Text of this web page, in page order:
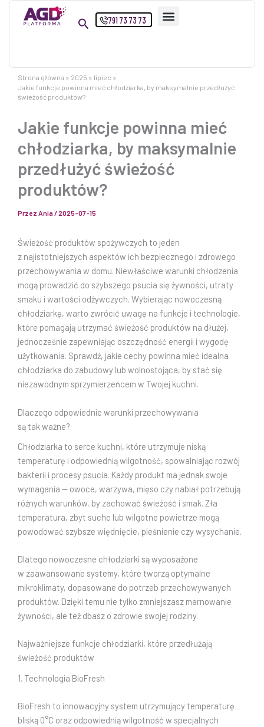
Przejdź
791 73 73 73
Strona główna 2025
lipiec
Jakie funkcje powinna mieć chłodziarka, by maksymalnie przedłużyć
świeżość produktów?
Jakie funkcje powinna mieć
chłodziarka, by maksymalnie
przedłużyć świeżość
produktów?
Przez Ania /2025-07-15
Świeżość produktów spożywczych to jeden
z najistotniejszych aspektów ich bezpiecznego i zdrowego
przechowywania w domu. Niewłaściwe warunki chłodzenia
mogą prowadzić do szybszego psucia się żywności, utraty
smaku i wartości odżywczych. Wybierając nowoczesną
chłodziarkę, warto zwrócić uwagę na funkcje i technologie,
które pomagają utrzymać świeżość produktów na dłużej,
jednocześnie zapewniając oszczędność energii i wygodę
użytkowania. Sprawdź, jakie cechy powinna mieć idealna
chłodziarka do zabudowy lub wolnostojąca, by stać się
niezawodnym sprzymierzeńcem w Twojej kuchni.
Dlaczego odpowiednie warunki przechowywania
są tak ważne?
Chłodziarka to serce kuchni, które utrzymuje niską
temperaturę i odpowiednią wilgotność, spowalniając rozwój
bakterii i procesy psucia. Każdy produkt ma jednak swoje
wymagania — owoce, warzywa, mięso czy nabiał potrzebują
różnych warunków, by zachować świeżość i smak. Zła
temperatura, zbyt suche lub wilgotne powietrze mogą
powodować szybsze więdnięcie, pleśnienie czy wysychanie.
Dlatego nowoczesne chłodziarki są wyposażone
w zaawansowane systemy, które tworzą optymalne
mikroklimaty, dopasowane do potrzeb przechowywanych
produktów. Dzięki temu nie tylko zmniejszasz marnowanie
żywności, ale też dbasz o zdrowie swojej rodziny.
Najważniejsze funkcje chłodziarki, które przedłużają
świeżość produktów
1. Technologia BioFresh
BioFresh to innowacyjny system utrzymujący temperaturę
bliską 0°C oraz odpowiednią wilgotność w specjalnych